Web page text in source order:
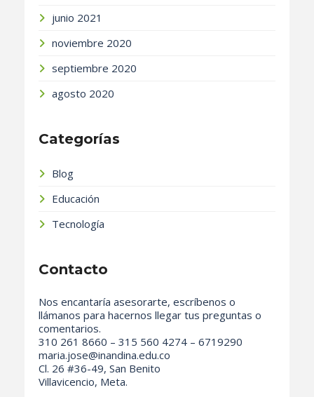
junio 2021
noviembre 2020
septiembre 2020
agosto 2020
Categorías
Blog
Educación
Tecnología
Contacto
Nos encantaría asesorarte, escríbenos o
llámanos para hacernos llegar tus preguntas o
comentarios.
310 261 8660 – 315 560 4274 – 6719290
maria.jose@inandina.edu.co
Cl. 26 #36-49, San Benito
Villavicencio, Meta.